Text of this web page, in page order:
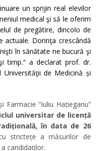
un sprijin real elevilor
medical şi să le oferim
de pregătire, dincolo de
actuale. Dorinţa crescândă
în sănătate ne bucură şi
timp.“ a declarat prof. dr.
de Medicină și
Farmacie ”Iuliu Hațieganu”
universitar de licență
în data de 26
strictețe a măsurilor de
candidaților.